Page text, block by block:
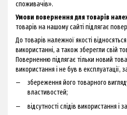
споживачів».
Умови повернення для товарів
товарів на нашому сайті підлягає
До товарів належної якості
використанні, а також зберегли свій
Поверненню підлягає тільки новий
використання і не був в експлуатації,
збереження його товарного
властивостей;
відсутності слідів використання і